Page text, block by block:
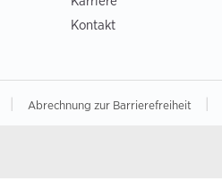
Kontakt
Abrechnung zur Barrierefreiheit